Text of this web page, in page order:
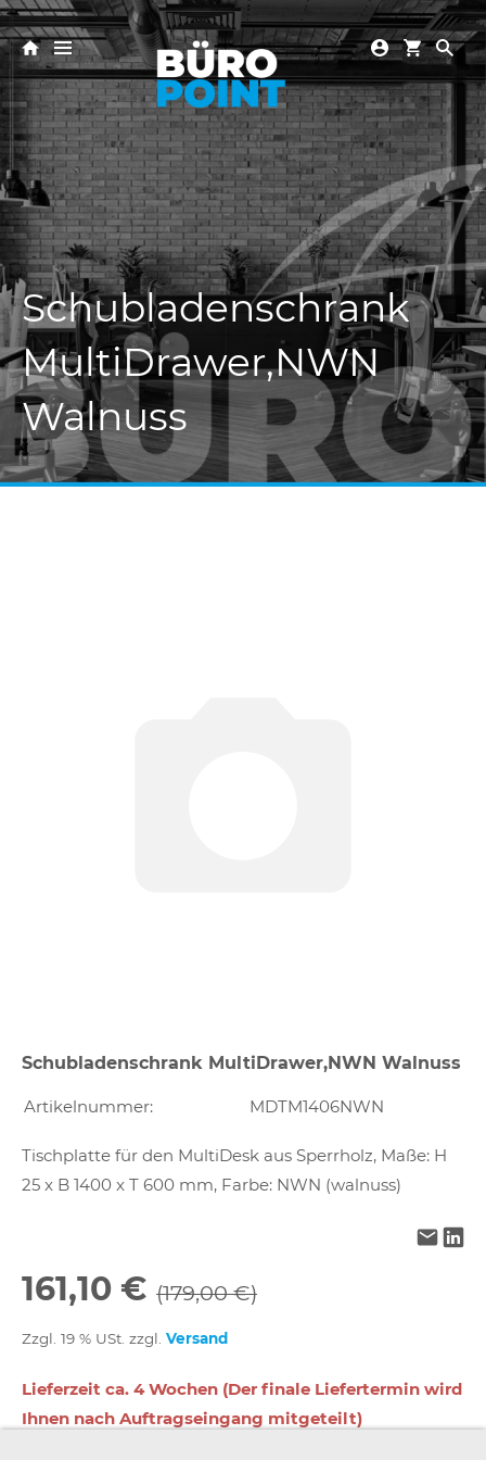
Schubladenschrank
MultiDrawer,NWN
Walnuss
Schubladenschrank MultiDrawer,NWN Walnuss
Artikelnummer: MDTM1406NWN
Tischplatte für den MultiDesk aus Sperrholz, Maße: H
25 x B 1400 x T 600 mm, Farbe: NWN (walnuss)
161,10 € (179,00 €)
Zzgl. 19 % USt. zzgl. Versand
Lieferzeit ca. 4 Wochen (Der finale Liefertermin wird
Ihnen nach Auftragseingang mitgeteilt)